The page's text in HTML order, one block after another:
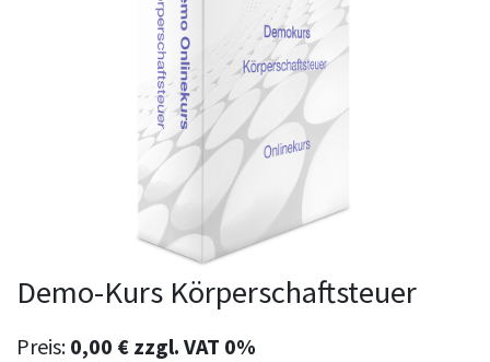
Demo-Kurs Körperschaftsteuer
Preis: 0,00 € zzgl. VAT 0%